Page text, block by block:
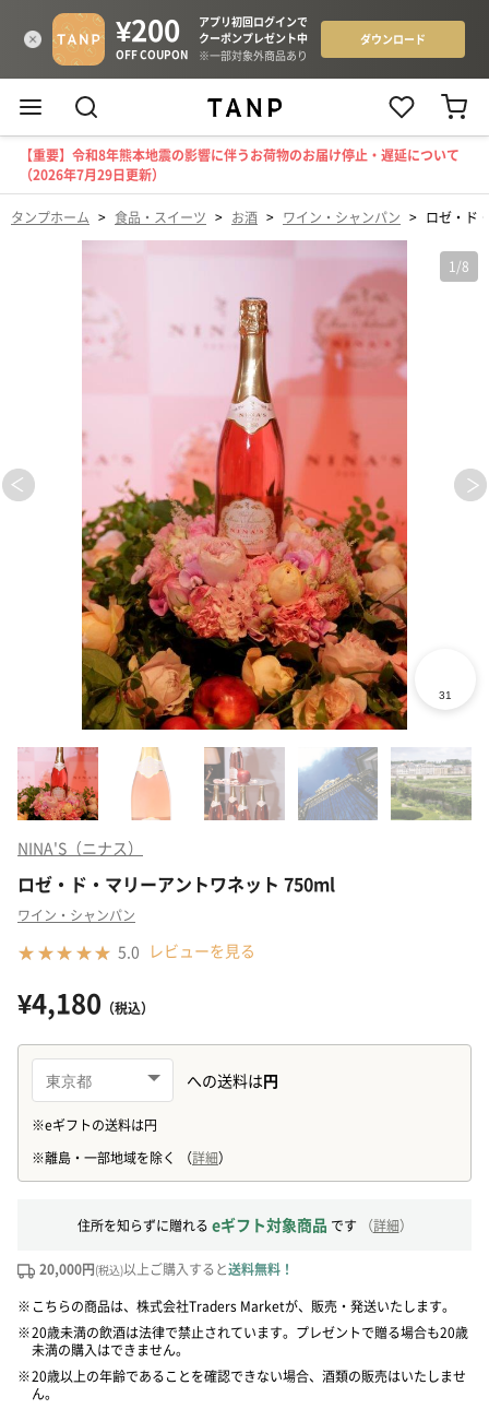
【重要】令和8年熊本地震の影響に伴うお荷物のお届け停止・遅延について
（2026年7月29日更新）
タンプホーム > 食品・スイーツ > お酒 > ワイン・シャンパン > ロゼ・ド
1 /8
NINA'S（ニナス）
ロゼ・ド・マリーアントワネット 750ml
ワイン・シャンパン
5.0 レビューを見る
¥4,180 （税込）
住所を知らずに贈れる eギフト対象商品 です （詳細）
20,000円(税込)以上ご購入すると送料無料！
※ こちらの商品は、株式会社Traders Marketが、販売・発送いたします。
※20歳未満の飲酒は法律で禁止されています。プレゼントで贈る場合も20歳
未満の購入はできません。
※20歳以上の年齢であることを確認できない場合、酒類の販売はいたしませ
ん。